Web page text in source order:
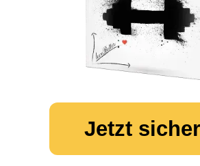
Jetzt